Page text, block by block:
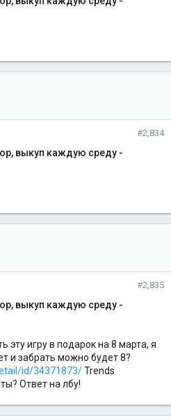
#2,834
выкуп каждую среду -
#2,835
выкуп каждую среду -
игру в подарок на 8 марта, я
и забрать можно будет 8?
id/34371873/Trends
Ответ на лбу!